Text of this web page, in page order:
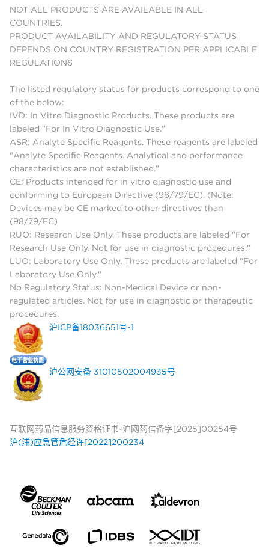
NOT ALL PRODUCTS ARE AVAILABLE IN ALL
COUNTRIES.
PRODUCT AVAILABILITY AND REGULATORY STATUS
DEPENDS ON COUNTRY REGISTRATION PER APPLICABLE
REGULATIONS
The listed regulatory status for products correspond to one
of the below:
IVD: In Vitro Diagnostic Products. These products are
labeled "For In Vitro Diagnostic Use."
ASR: Analyte Specific Reagents. These reagents are labeled
"Analyte Specific Reagents. Analytical and performance
characteristics are not established."
CE: Products intended for in vitro diagnostic use and
conforming to European Directive (98/79/EC). (Note:
Devices may be CE marked to other directives than
(98/79/EC)
RUO: Research Use Only. These products are labeled "For
Research Use Only. Not for use in diagnostic procedures."
LUO: Laboratory Use Only. These products are labeled "For
Laboratory Use Only."
No Regulatory Status: Non-Medical Device or non-
regulated articles. Not for use in diagnostic or therapeutic
procedures.
沪ICP备18036651号-1
沪公网安备 31010502004935号
互联网药品信息服务资格证书-沪网药信备字[2025]00254号
沪(浦)应急管危经许[2022]200234